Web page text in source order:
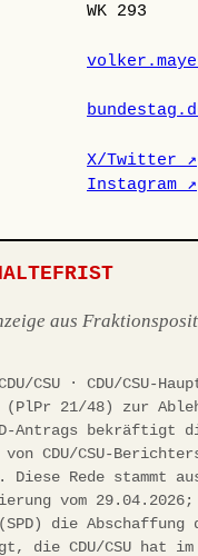
WK 293
X/Twitter ↗
Instagram ↗
aus
CSU · CDU/CSU-
21/48) zur
Antrags bekräftigt
CDU/CSU-
Diese Rede stammt
vom
die
die CDU/CSU hat